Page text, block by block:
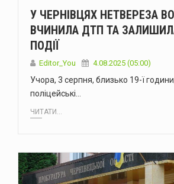
У ЧЕРНІВЦЯХ НЕТВЕРЕЗА
ВЧИНИЛА ДТП ТА
ПОДІЇ
Editor_You 4.08.2025 (05:00)
Учора, 3 серпня, близько 19-ї
поліцейські…
ЧИТАТИ...